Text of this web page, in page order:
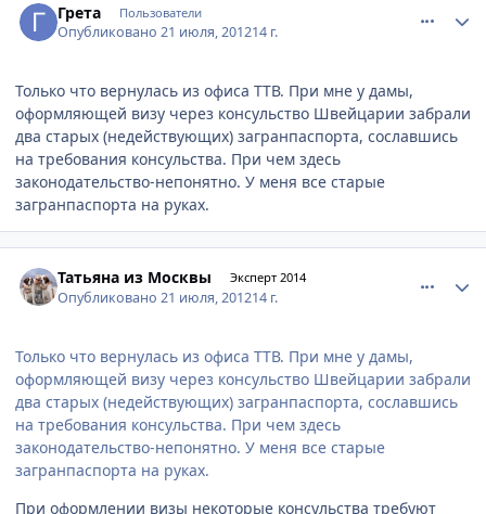
Грета Пользователи
Опубликовано21 июля, 201214 г.
Только что вернулась из офиса ТТВ. При мне у дамы,
оформляющей визу через консульство Швейцарии забрали
два старых (недействующих) загранпаспорта, сославшись
на требования консульства. При чем здесь
законодательство-непонятно. У меня все старые
загранпаспорта на руках.
Татьяна из Москвы Эксперт 2014
Опубликовано21 июля, 201214 г.
Только что вернулась из офиса ТТВ. При мне у дамы,
оформляющей визу через консульство Швейцарии забрали
два старых (недействующих) загранпаспорта, сославшись
на требования консульства. При чем здесь
законодательство-непонятно. У меня все старые
загранпаспорта на руках.
При оформлении визы некоторые консульства требуют